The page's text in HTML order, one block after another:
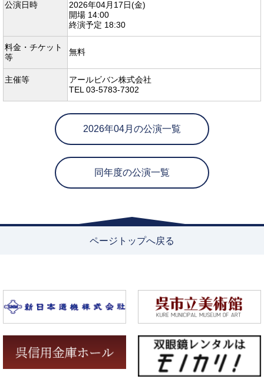
公演日時
2026年04月17日(金)
開場 14:00
終演予定 18:30
料金・チケット
等
無料
主催等
アールビバン株式会社
TEL 03-5783-7302
2026年04月の公演一覧
同年度の公演一覧
ページトップへ戻る